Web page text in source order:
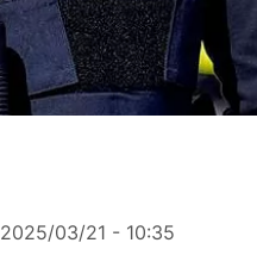
2025/03/21 - 10:35